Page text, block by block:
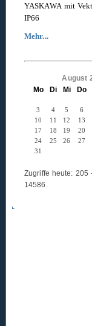
YASKAWA mit
IP66
Mehr...
August
Mo
Di Mi Do
3
4 5 6
10
11 12 13
17
18 19 20
24
25 26 27
31
Zugriffe heute: 205
14586.